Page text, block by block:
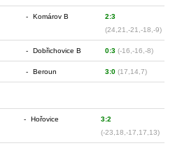
- Komárov B
2:3
(24,21,-21,-18,-9)
- Dobřichovice B 0:3 (-16,-16,-8)
- Beroun 3:0 (17,14,7)
- Hořovice
3:2
(-23,18,-17,17,13)